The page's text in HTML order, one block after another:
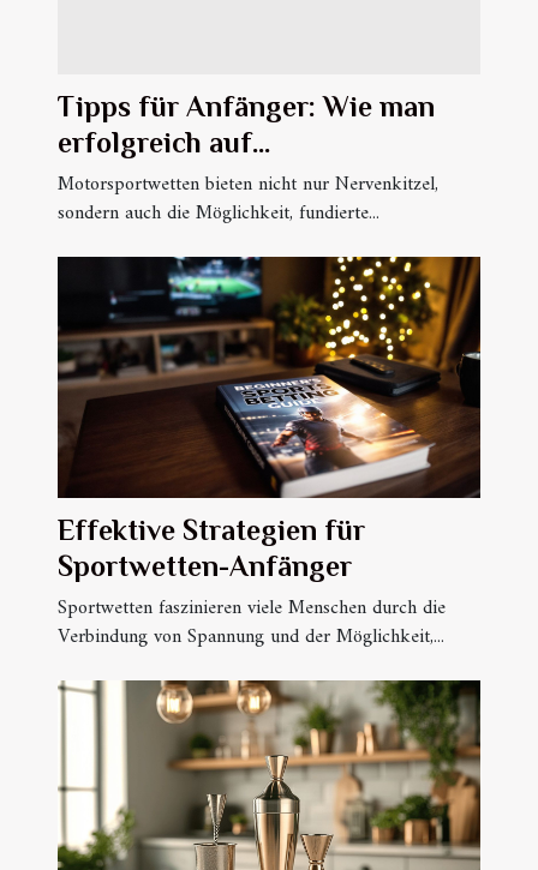
Tipps für Anfänger: Wie man
erfolgreich auf
Motorsportereignisse wettet
Motorsportwetten bieten nicht nur Nervenkitzel,
sondern auch die Möglichkeit, fundierte...
Effektive Strategien für
Sportwetten-Anfänger
Sportwetten faszinieren viele Menschen durch die
Verbindung von Spannung und der Möglichkeit,...